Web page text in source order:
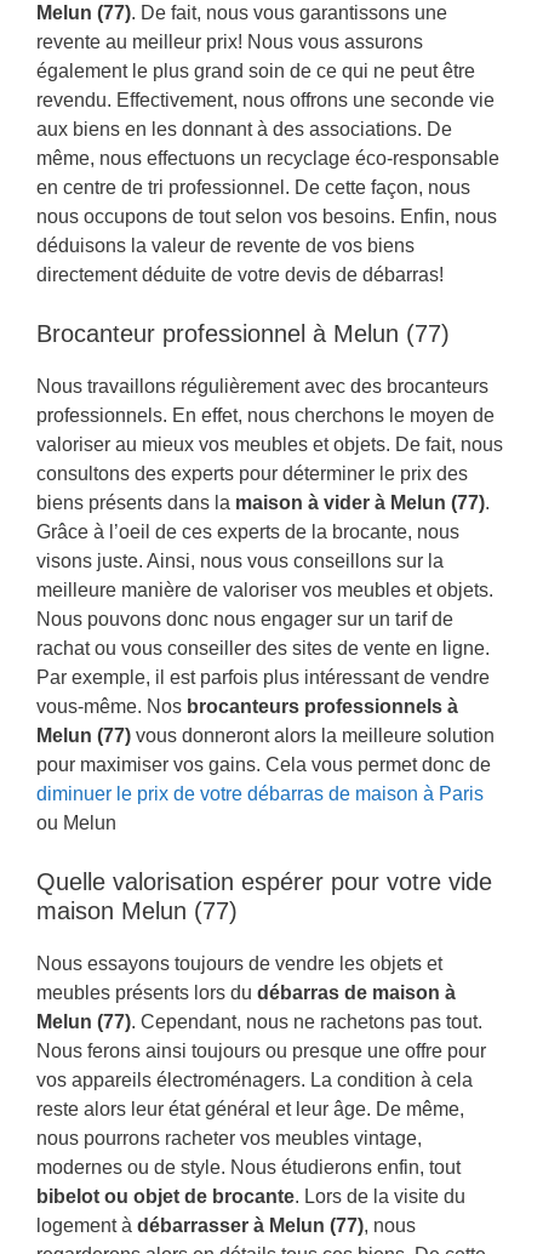
Melun (77). De fait, nous vous garantissons une
revente au meilleur prix! Nous vous assurons
également le plus grand soin de ce qui ne peut être
revendu. Effectivement, nous offrons une seconde vie
aux biens en les donnant à des associations. De
même, nous effectuons un recyclage éco-responsable
en centre de tri professionnel. De cette façon, nous
nous occupons de tout selon vos besoins. Enfin, nous
déduisons la valeur de revente de vos biens
directement déduite de votre devis de débarras!
Brocanteur professionnel à Melun (77)
Nous travaillons régulièrement avec des brocanteurs
professionnels. En effet, nous cherchons le moyen de
valoriser au mieux vos meubles et objets. De fait, nous
consultons des experts pour déterminer le prix des
biens présents dans la maison à vider à Melun (77).
Grâce à l’oeil de ces experts de la brocante, nous
visons juste. Ainsi, nous vous conseillons sur la
meilleure manière de valoriser vos meubles et objets.
Nous pouvons donc nous engager sur un tarif de
rachat ou vous conseiller des sites de vente en ligne.
Par exemple, il est parfois plus intéressant de vendre
vous-même. Nos brocanteurs professionnels à
Melun (77) vous donneront alors la meilleure solution
pour maximiser vos gains. Cela vous permet donc de
diminuer le prix de votre débarras de maison à Paris
ou Melun
Quelle valorisation espérer pour votre vide
maison Melun (77)
Nous essayons toujours de vendre les objets et
meubles présents lors du débarras de maison à
Melun (77). Cependant, nous ne rachetons pas tout.
Nous ferons ainsi toujours ou presque une offre pour
vos appareils électroménagers. La condition à cela
reste alors leur état général et leur âge. De même,
nous pourrons racheter vos meubles vintage,
modernes ou de style. Nous étudierons enfin, tout
bibelot ou objet de brocante. Lors de la visite du
logement à débarrasser à Melun (77), nous